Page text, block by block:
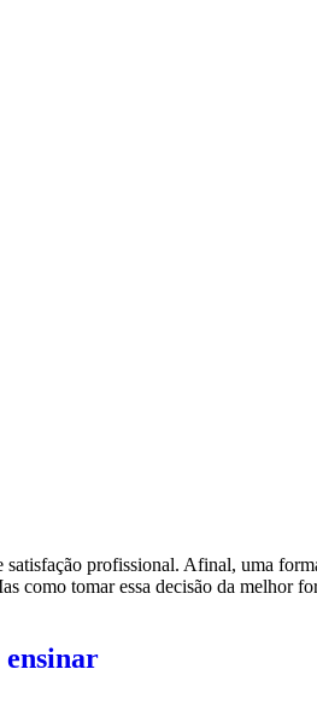
profissional. Afinal, uma
como tomar essa decisão da melhor
ensinar